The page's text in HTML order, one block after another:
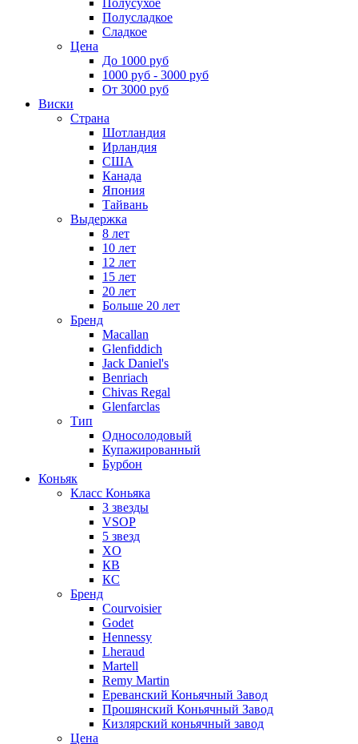
Полусладкое
Сладкое
Цена
До 1000 руб
1000 руб - 3000 руб
От 3000 руб
Виски
Страна
Шотландия
Ирландия
США
Канада
Япония
Тайвань
Выдержка
8 лет
10 лет
12 лет
15 лет
20 лет
Больше 20 лет
Бренд
Macallan
Glenfiddich
Jack Daniel's
Benriach
Chivas Regal
Glenfarclas
Тип
Односолодовый
Купажированный
Бурбон
Коньяк
Класс Коньяка
3 звезды
VSOP
5 звезд
XO
КВ
КС
Бренд
Courvoisier
Godet
Hennessy
Lheraud
Martell
Remy Martin
Ереванский Коньячный Завод
Прошянский Коньячный Завод
Кизлярский коньячный завод
Цена